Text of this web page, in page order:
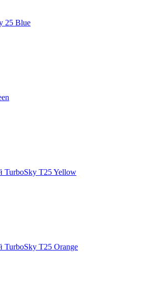
25 Blue
TurboSky T25 Yellow
TurboSky T25 Orange